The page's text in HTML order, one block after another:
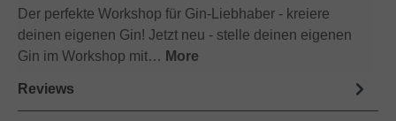
Der perfekte Workshop für Gin-Liebhaber - kreiere
deinen eigenen Gin! Jetzt neu - stelle deinen eigenen
Gin im Workshop mit… More
Reviews